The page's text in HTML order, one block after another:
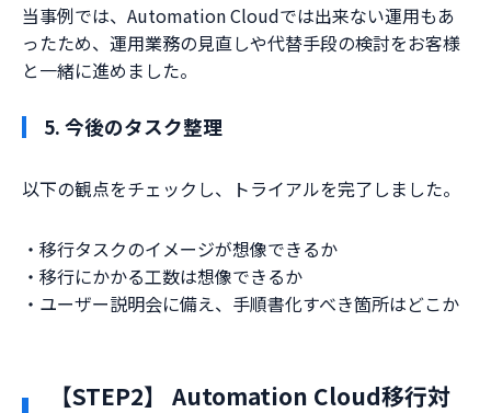
当事例では、Automation Cloudでは出来ない運用もあ
ったため、運用業務の見直しや代替手段の検討をお客様
と一緒に進めました。
5. 今後のタスク整理
以下の観点をチェックし、トライアルを完了しました。
・移行タスクのイメージが想像できるか
・移行にかかる工数は想像できるか
・ユーザー説明会に備え、手順書化すべき箇所はどこか
【STEP2】 Automation Cloud移行対